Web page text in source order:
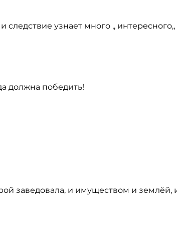
узнает много ,,
должна победить!
заведовала, и имуществом и